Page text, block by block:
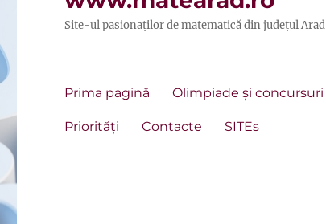
Site-ul pasionaților de matematică din județul Arad
Prima pagină Olimpiade și concursuri
Priorități Contacte SITEs